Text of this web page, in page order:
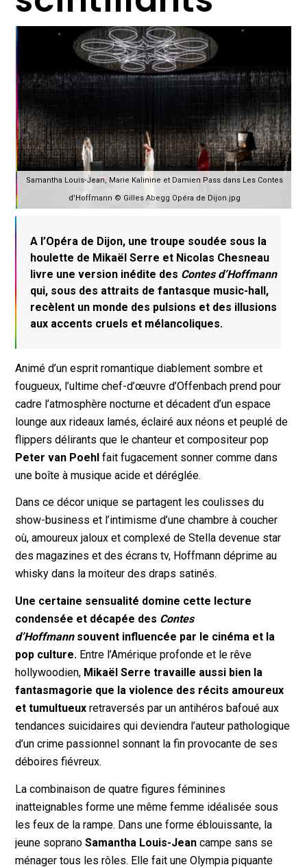
Samantha Louis-Jean, Marie Kalinine et Damien Pass dans Les Contes
d’Hoffmann © Gilles Abegg Opéra de Dijon.jpg
A l’Opéra de Dijon, une troupe soudée sous la
houlette de Mikaël Serre et Nicolas Chesneau
livre une version inédite des Contes d’Hoffmann
qui, sous des attraits de fantasque music-hall,
recèlent un monde des pulsions et des illusions
aux accents cruels et mélancoliques.
Animé d’un esprit romantique diablement sombre et
fougueux, l’ultime chef-d’œuvre d’Offenbach prend pour
cadre l’atmosphère nocturne et décadent d’un espace
lounge aux rideaux lamés, éclairé aux néons et peuplé de
flippers délirants que le chanteur et compositeur pop
Peter van Poehl fait fugacement sonner comme dans
une boîte à musique acide et déréglée.
Dans ce décor unique se partagent les coulisses du
show-business et l’intimisme d’une chambre à coucher
où, amoureux jaloux et complexé de Stella devenue star
des magazines et des écrans tv, Hoffmann déprime au
whisky dans la moiteur des draps satinés.
Une certaine sensualité domine cette lecture
condensée et décapée des Contes
d’Hoffmannsouvent influencée par le cinéma et la
pop culture. Entre l’Amérique profonde et le rêve
hollywoodien, Mikaël Serre travaille aussi bien la
fantasmagorie que la violence des récits amoureux
et tumultueux retraversés par un antihéros bafoué aux
tendances suicidaires qui deviendra l’auteur pathologique
d’un crime passionnel sonnant la fin provocante de ses
déboires fiévreux.
La combinaison de quatre figures féminines
inatteignables forme une même femme idéalisée sous
les feux de la rampe. Dans une forme éblouissante, la
jeune sopranoSamantha Louis-Jean campe sans se
ménager tous les rôles. Elle fait une Olympia piquante